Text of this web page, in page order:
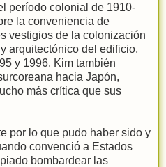
período colonial de 1910-
la conveniencia de
vestigios de la colonización
arquitectónico del edificio,
y 1996. Kim también
hacia Japón,
más crítica que sus
por lo que pudo haber sido y
convenció a Estados
bombardear las